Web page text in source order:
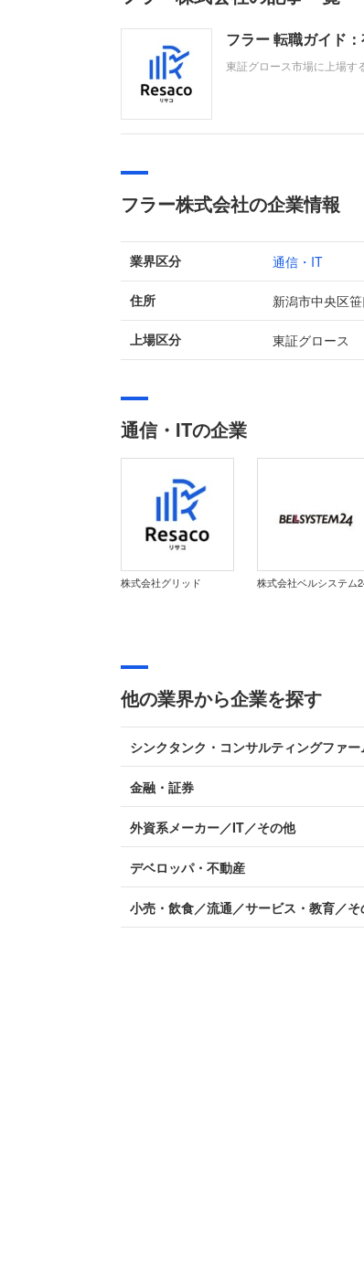
フラー 転職ガイド
東証グロース市場に上場す
フラー株式会社の企業情報
業界区分 通信・IT
住所 新潟市中央区
上場区分 東証グロース
通信・ITの企業
株式会社グリッド 株式会社ベルシステム
他の業界から企業を探す
シンクタンク・コンサルティングファー
金融・証券
外資系メーカー／IT／その他
デベロッパ・不動産
小売・飲食／流通／サービス・教育／そ